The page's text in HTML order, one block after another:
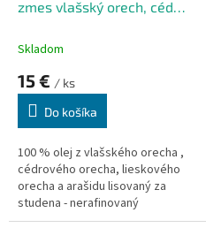
zmes vlašský orech, céder,
250ml
Skladom
15 € / ks
Do košíka
100 % olej z vlašského orecha ,
cédrového orecha, lieskového
orecha a arašidu lisovaný za
studena - nerafinovaný
(obs.99,8 tukov)